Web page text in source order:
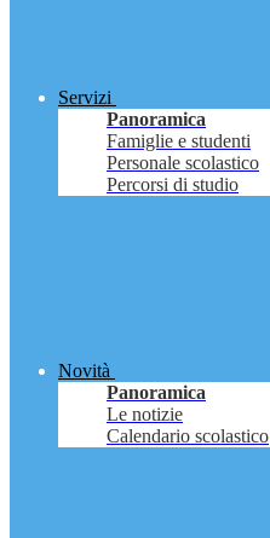
Servizi
Panoramica
Famiglie e studenti
Personale scolastico
Percorsi di studio
Novità
Panoramica
Le notizie
Calendario scolastico